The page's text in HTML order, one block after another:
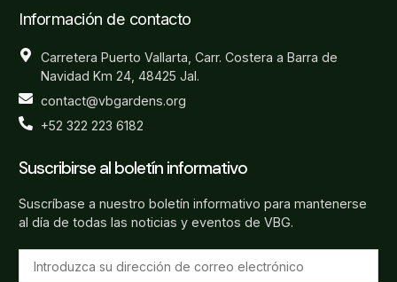
Información de contacto
Carretera Puerto Vallarta, Carr. Costera a Barra de
Navidad Km 24, 48425 Jal.
contact@vbgardens.org
+52 322 223 6182
Suscribirse al boletín informativo
Suscríbase a nuestro boletín informativo para mantenerse
al día de todas las noticias y eventos de VBG.